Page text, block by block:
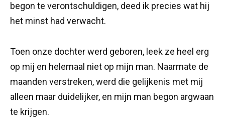
begon te verontschuldigen, deed ik precies wat hij
het minst had verwacht.
Toen onze dochter werd geboren, leek ze heel erg
op mij en helemaal niet op mijn man. Naarmate de
maanden verstreken, werd die gelijkenis met mij
alleen maar duidelijker, en mijn man begon argwaan
te krijgen.